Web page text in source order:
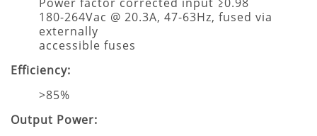
180-264Vac @ 20.3A, 47-63Hz, fused via
externally
accessible fuses
Efficiency:
>85%
Output Power: